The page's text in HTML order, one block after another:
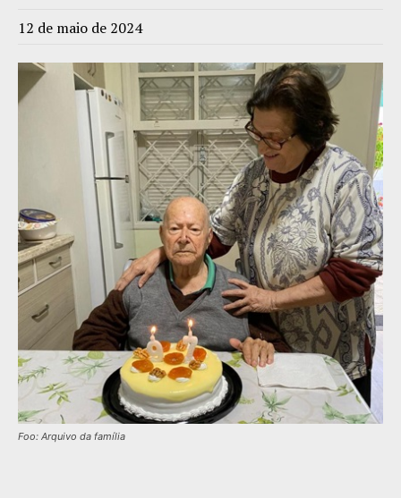
12 de maio de 2024
Foo: Arquivo da família